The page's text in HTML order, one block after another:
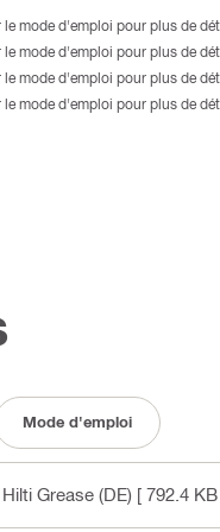
mode d'emploi pour plus de
mode d'emploi pour plus de
mode d'emploi pour plus de
mode d'emploi pour plus de
Mode d'emploi
Grease (DE) [ 792.4 KB